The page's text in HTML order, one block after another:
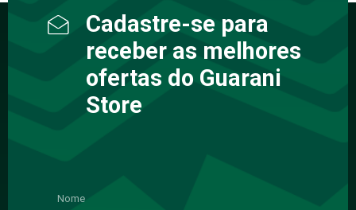
Cadastre-se para
receber as melhores
ofertas do Guarani
Store